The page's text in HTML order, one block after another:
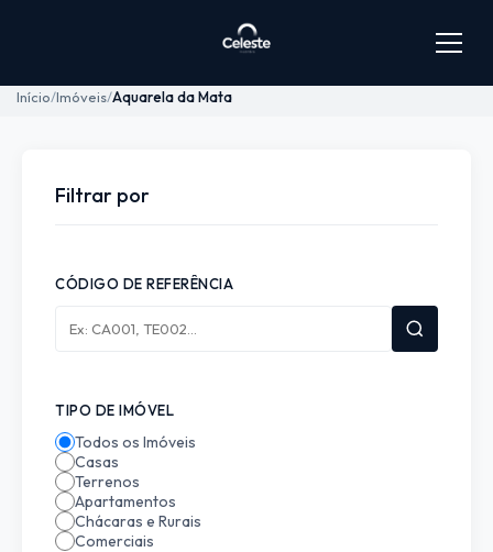
Início Imóveis Aquarela da Mata
Filtrar por
CÓDIGO DE REFERÊNCIA
TIPO DE IMÓVEL
Todos os Imóveis
Casas
Terrenos
Apartamentos
Chácaras e Rurais
Comerciais